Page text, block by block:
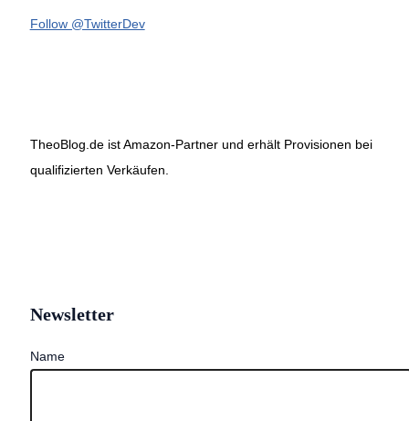
Follow @TwitterDev
TheoBlog.de ist Amazon-Partner und erhält Provisionen bei
qualifizierten Verkäufen.
Newsletter
Name